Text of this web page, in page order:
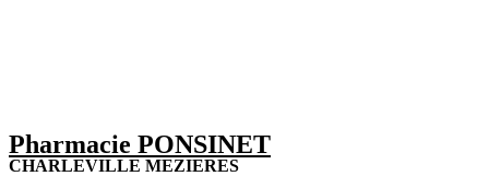
Pharmacie PONSINET
CHARLEVILLE MEZIERES